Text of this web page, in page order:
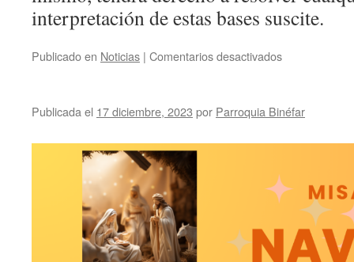
interpretación de estas bases suscite.
Publicado en Noticias | Comentarios desactivados
Publicada el 17 diciembre, 2023 por Parroquia Binéfar